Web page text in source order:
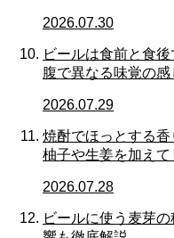
2026.07.30
ビールは食前と食
腹で異なる味覚の
2026.07.29
焼酎でほっとする
柚子や生姜を加え
2026.07.28
ビールに使う麦芽